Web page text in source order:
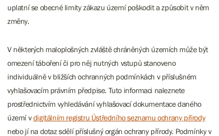
uplatní se obecné limity zákazu území poškodit a způsobit v něm
změny.
V některých maloplošných zvláště chráněných územích může být
omezení táboření či pro něj nutných vstupů stanoveno
individuálně v bližších ochranných podmínkách v příslušném
vyhlašovacím právním předpise. Tuto informaci naleznete
prostřednictvím vyhledávání vyhlašovací dokumentace daného
území vdigitálním registru Ústředního seznamu ochrany přírody
nebo jí na dotaz sdělí příslušný orgán ochrany přírody. Podmínky v